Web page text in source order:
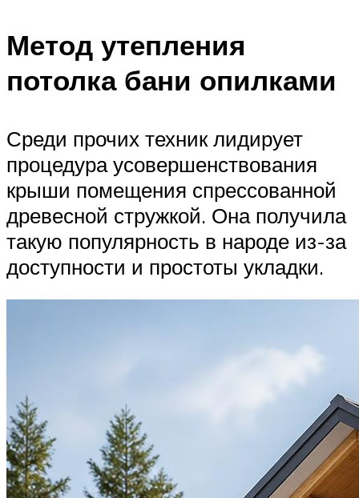
Метод утепления
потолка бани опилками
Среди прочих техник лидирует
процедура усовершенствования
крыши помещения спрессованной
древесной стружкой. Она получила
такую популярность в народе из-за
доступности и простоты укладки.